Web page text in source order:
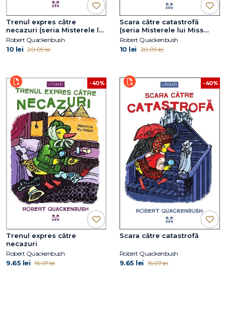
Trenul expres către
necazuri (seria Misterele lui
Miss Mallard)
Robert Quackenbush
10 lei 20.09 lei
Scara către catastrofă
(seria Misterele lui Miss
Mallard)
Robert Quackenbush
10 lei 20.09 lei
-40%
Trenul expres către
necazuri
Robert Quackenbush
9.65 lei 16.07 lei
-40%
Scara către catastrofă
Robert Quackenbush
9.65 lei 16.07 lei